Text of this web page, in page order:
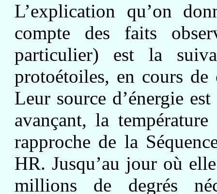
L’explication qu’on
compte des faits
particulier) est la
protoétoiles, en cours
Leur source d’énergie
avançant, la
rapproche de la
HR. Jusqu’au jour où
millions de degrés